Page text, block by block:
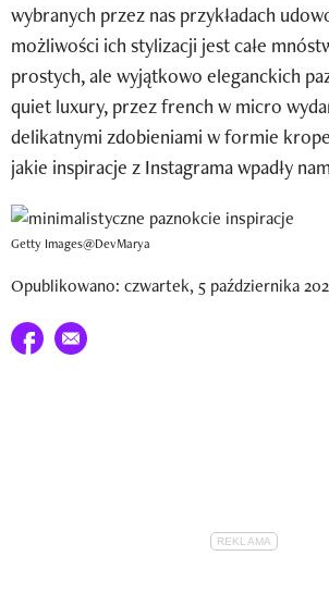
Mój profil / Zarejestruj się
wybranych przez nas przykładach
możliwości ich stylizacji jest całe
prostych, ale wyjątkowo eleganckich
quiet luxury, przez french w micro
delikatnymi zdobieniami w formie
jakie inspiracje z Instagrama wpadły
Getty Images@DevMarya
Opublikowano: czwartek, 5 października
Udostępnij na facebook
E-mail do przyjaciela